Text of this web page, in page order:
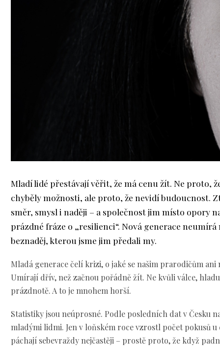
Mladí lidé přestávají věřit, že má cenu žít. Ne proto,
chyběly možnosti, ale proto, že nevidí budoucnost.
směr, smysl i naději – a společnost jim místo opory
prázdné fráze o „resilienci“. Nová generace neumírá
beznaděj, kterou jsme jim předali my.
Mladá generace čelí krizi, o jaké se našim prarodičům
Umírají dřív, než začnou pořádně žít. Ne kvůli válce,
prázdnotě. A to je mnohem horší.
Statistiky jsou neúprosné. Podle posledních dat v Česku
mladými lidmi. Jen v loňském roce vzrostl počet pokusů
páchají sebevraždy nejčastěji – prostě proto, že když